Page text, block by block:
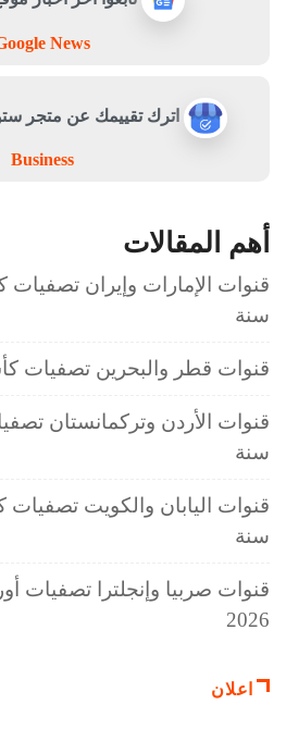
News
اترك تقييمك عن متجر
Business
أهم المقالات
سنة
قنوات قطر والبحرين تصفيات كأس
سنة
سنة
قنوات صربيا وإنجلترا تصفيات
2026
اعلان